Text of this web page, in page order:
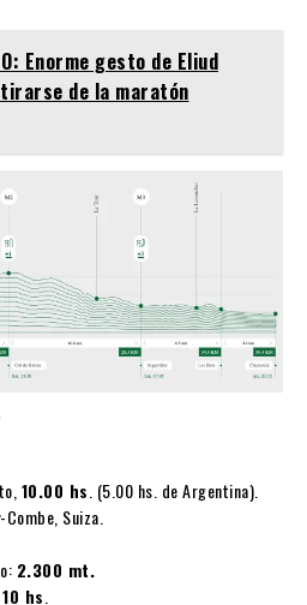
Enorme gesto de Eliud
de la maratón
10.00 hs . (5.00 hs. de Argentina).
Suiza.
2.300 mt.
10 hs